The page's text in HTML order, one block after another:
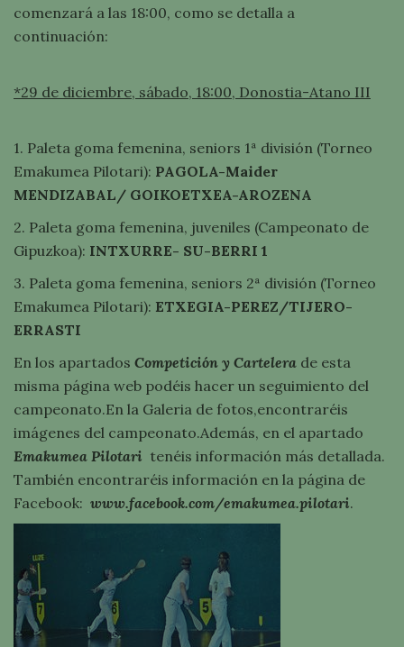
comenzará a las 18:00, como se detalla a
continuación:
*29 de diciembre, sábado, 18:00, Donostia-Atano III
1. Paleta goma femenina, seniors 1ª división (Torneo
Emakumea Pilotari): PAGOLA-Maider
MENDIZABAL/ GOIKOETXEA-AROZENA
2. Paleta goma femenina, juveniles (Campeonato de
Gipuzkoa): INTXURRE- SU-BERRI 1
3. Paleta goma femenina, seniors 2ª división (Torneo
Emakumea Pilotari): ETXEGIA-PEREZ/TIJERO-
ERRASTI
En los apartados Competición y Cartelera de esta
misma página web podéis hacer un seguimiento del
campeonato.En la Galeria de fotos,encontraréis
imágenes del campeonato.Además, en el apartado
Emakumea Pilotari tenéis información más detallada.
También encontraréis información en la página de
Facebook: www.facebook.com/emakumea.pilotari.